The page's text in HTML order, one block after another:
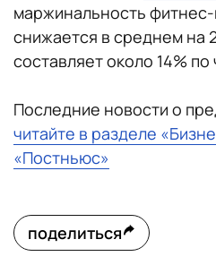
маржинальность
снижается в среднем на
составляет около 14%
Последние новости о
читайте в разделе
«Постньюс»
поделиться